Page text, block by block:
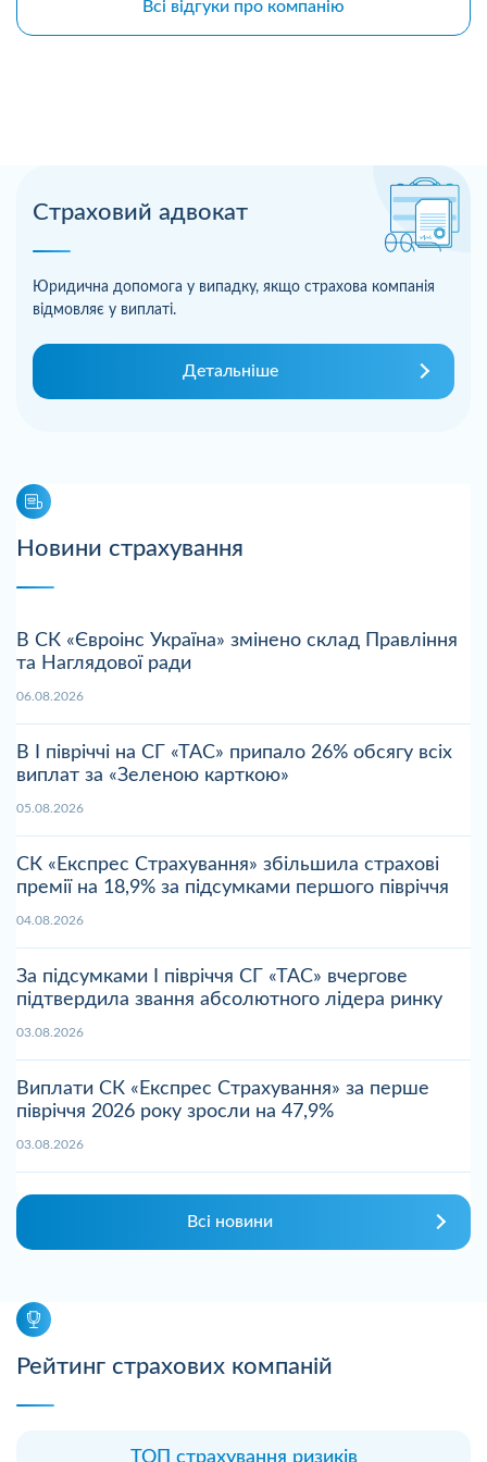
Страховий адвокат
Юридична допомога у випадку, якщо страхова компанія
відмовляє у виплаті.
Детальніше
Новини страхування
В СК «Євроінс Україна» змінено склад Правління
та Наглядової ради
06.08.2026
В І півріччі на СГ «ТАС» припало 26% обсягу всіх
виплат за «Зеленою карткою»
05.08.2026
СК «Експрес Страхування» збільшила страхові
премії на 18,9% за підсумками першого півріччя
04.08.2026
За підсумками І півріччя СГ «ТАС» вчергове
підтвердила звання абсолютного лідера ринку
03.08.2026
Виплати СК «Експрес Страхування» за перше
півріччя 2026 року зросли на 47,9%
03.08.2026
Всі новини
Всі відгуки про компанію
Рейтинг страхових компаній
ТОП страхування ризиків